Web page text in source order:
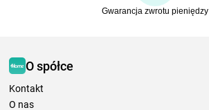
Gwarancja zwrotu pieniędzy
O spółce
Kontakt
O nas